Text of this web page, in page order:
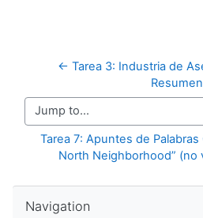
← Tarea 3: Industria de
Resumen
Jump to...
Tarea 7: Apuntes de Palabras
North Neighborhood” (no
Navigation